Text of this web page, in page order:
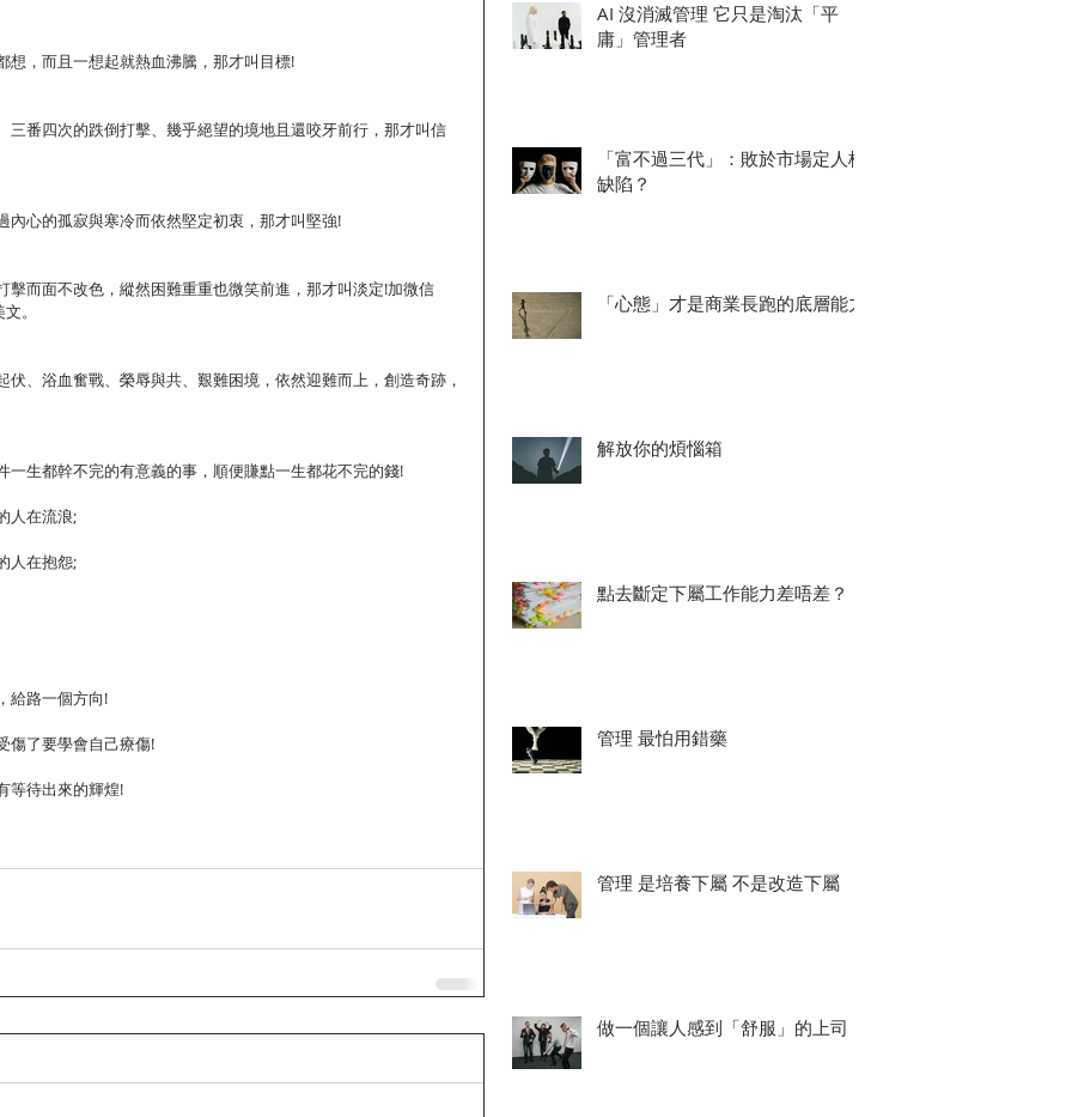
想，而且一想起就熱血沸騰，那才叫目標!
三番四次的跌倒打擊、幾乎絕望的境地且還咬牙前行，那才叫信
內心的孤寂與寒冷而依然堅定初衷，那才叫堅強!
擊而面不改色，縱然困難重重也微笑前進，那才叫淡定!加微信
。
伏、浴血奮戰、榮辱與共、艱難困境，依然迎難而上，創造奇跡，
一生都幹不完的有意義的事，順便賺點一生都花不完的錢!
人在流浪;
人在抱怨;
給路一個方向!
傷了要學會自己療傷!
等待出來的輝煌!
AI 沒消滅管理 它只是淘汰「平
庸」管理者
「富不過三代」：敗於市場定人格
缺陷？
「心態」才是商業長跑的底層能力
解放你的煩惱箱
點去斷定下屬工作能力差唔差？
管理 最怕用錯藥
管理 是培養下屬 不是改造下屬
做一個讓人感到「舒服」的上司